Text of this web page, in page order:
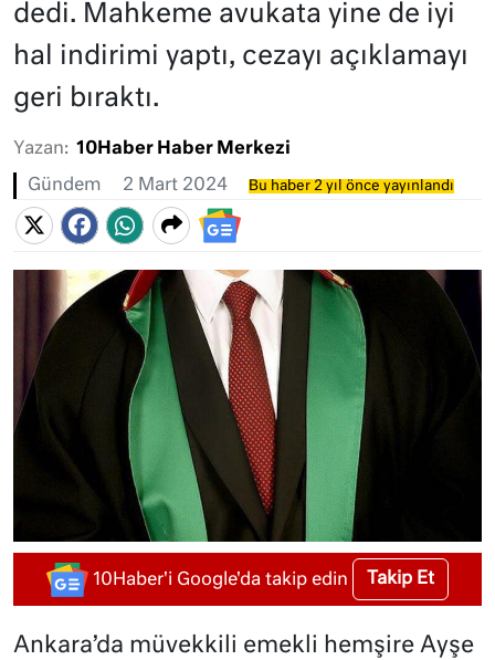
dedi. Mahkeme avukata yine de iyi
hal indirimi yaptı, cezayı açıklamayı
geri bıraktı.
Yazan: 10Haber Haber Merkezi
Gündem 2 Mart 2024 Bu haber 2 yıl önce yayınlandı
10Haber'i Google'da takip edin Takip Et
Ankara’da müvekkili emekli hemşire Ayşe